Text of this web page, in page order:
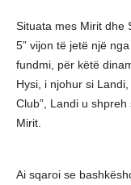
Situata mes Mirit dhe
5” vijon të jetë një
fundmi, për këtë
Hysi, i njohur si
Club”, Landi u
Mirit.
Ai sqaroi se